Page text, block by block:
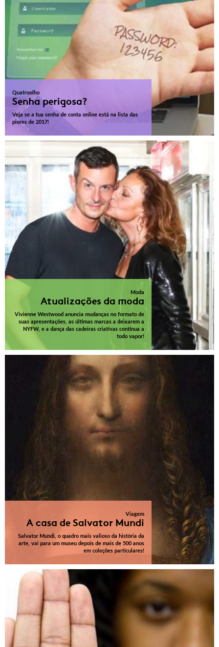
Quatroolho
Senha perigosa?
Veja se a tua senha de conta online está na lista das
piores de 2017!
Moda
Atualizações da moda
Vivienne Westwood anuncia mudanças no formato de
suas apresentações, as últimas marcas a deixarem a
NYFW, e a dança das cadeiras criativas continua a
todo vapor!
Viagem
A casa de Salvator Mundi
Salvator Mundi, o quadro mais valioso da história da
arte, vai para um museu depois de mais de 500 anos
em coleções particulares!